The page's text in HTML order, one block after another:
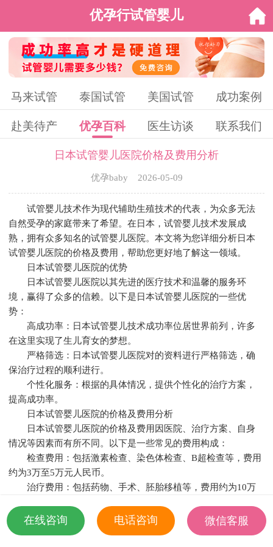
优孕行试管婴儿
马来试管 泰国试管 美国试管 成功案例
赴美待产 优孕百科 医生访谈 联系我们
日本试管婴儿医院价格及费用分析
优孕baby 2026-05-09
试管婴儿技术作为现代辅助生殖技术的代表，为众多无法
自然受孕的家庭带来了希望。在日本，试管婴儿技术发展成
熟，拥有众多知名的试管婴儿医院。本文将为您详细分析日本
试管婴儿医院的价格及费用，帮助您更好地了解这一领域。
日本试管婴儿医院的优势
日本试管婴儿医院以其先进的医疗技术和温馨的服务环
境，赢得了众多的信赖。以下是日本试管婴儿医院的一些优
势：
高成功率：日本试管婴儿技术成功率位居世界前列，许多
在这里实现了生儿育女的梦想。
严格筛选：日本试管婴儿医院对的资料进行严格筛选，确
保治疗过程的顺利进行。
个性化服务：根据的具体情况，提供个性化的治疗方案，
提高成功率。
日本试管婴儿医院的价格及费用分析
日本试管婴儿医院的价格及费用因医院、治疗方案、自身
情况等因素而有所不同。以下是一些常见的费用构成：
检查费用：包括激素检查、染色体检查、B超检查等，费用
约为3万至5万元人民币。
治疗费用：包括药物、手术、胚胎移植等，费用约为10万
手术费用：包括手术费、麻醉费、术后观察费等，费用约
为1万元人民币。
在线咨询 电话咨询
微信客服